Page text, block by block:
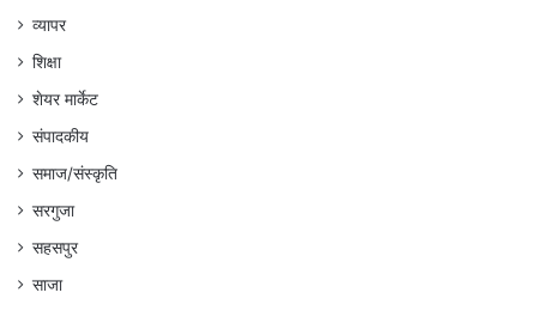
व्यापर
शिक्षा
शेयर मार्केट
संपादकीय
समाज/संस्कृति
सरगुजा
सहसपुर
साजा